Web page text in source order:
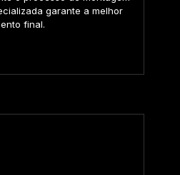
garante a melhor
final.